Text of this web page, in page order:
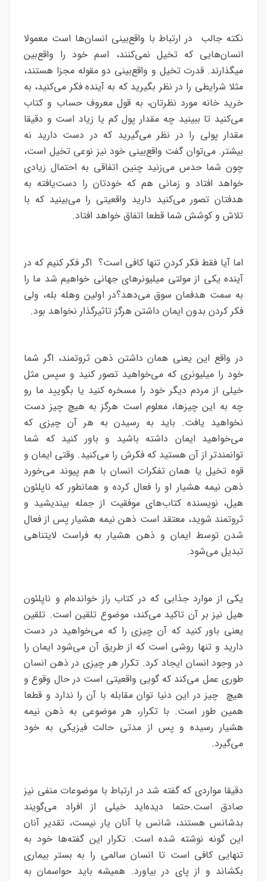
نکته جالب در ارتباط با واقع‌بینی انسان‌ها است معمولا
انسان‌هایی که تخیل نمی‌کنند، اسم خود را واقع‌بین
میگذارند. قدرت تخیل و واقع‌بینی دو مقوله مجزا هستند،
مثلا شرایطی را در نظر بگیرید که به آینده فکر می‌کنید، به
خرید خانه مورد نظرتان، به قول معروف حساب و کتاب
می‌کنید تا ببینید چه مقدار پول کم یا زیاد است و دقیقا
مقدار پولی را در نظر می‌گیرید که در دست دارید نه
بیشتر. می‌توان گفت واقع‌بینی خود نیز نوعی تخیل است،
چون شما حدس می‌زنید چنین اتفاقی به احتمال زیادی
خواهد افتاد و زمانی هم که خودتان را دست‌یافته به
هدفتان تصور می‌کنید دارید واقعیتی را می‌بینید که با
تلاش و کوشش شما قطعا اتفاق خواهد افتاد.
اما آیا فقط فکر کردنِ تنها کافی است؟ اگر فکر کنیم که در
آینده یکی از مولتی میلیونرهای جهانی خواهیم شد ما را
به سمت هدفمان سوق می‌دهد؟در اولین وهله بله، ولی
فکر کردن بدون ایمان داشتن هرگز تاثیرگذار نخواهد بود.
در واقع این یعنی همان داشتن ذهن ثروتمند، اگر شما
خود را میلیونری که می‌خواهید تصور کنید و سپس مثل
خیلی از مردم دیگر خود را مسخره کنید یا بگویید ما رو
چه به این چیزها، معلوم است هرگز به هیچ چیز دست
نخواهید یافت. باید به رسیدن به هر آن چیزی که
می‌خواهید ایمان داشته باشید و باور کنید که شما
توانمندتر از آن هستید که فکرش را می‌کنید. وقتی ایمان و
قوه تخیل یا همان تفکرات انسان با هم پیوند می‌خورد
ذهن نیمه هشیار او را فعال کرده و همانطور که ناپلئون
هیل، نویسنده کتاب‌‌های موفقیت از جمله بیندیشید و
ثروتمند شوید، معتقد است ذهن نیمه هشیار پس از فعال
شدن توسط ایمان و ذهن هشیار به فراست لایتناهی
تبدیل می‌‌شود.
یکی از موارد جذابی که در کتاب راز خوانده‌ام و ناپلئون
هیل نیز بر آن تاکید می‌کند، موضوع تلقین است. تلقین
یعنی باور کنید که آن چیزی را که می‌خواهید در دست
دارید و تنها روشی است که از طریق آن می‌شود ایمان را
در وجود انسان ایجاد کرد. تکرار هر چیزی در ذهن انسان
طوری عمل می‌کند که گویی واقعیتی است در حال وقوع و
هیچ چیز در این دنیا توان مقابله با آن را ندارد و قطعا
همین طور است. با تکرار، هر موضوعی به ذهن نیمه
هشیار رسیده و پس از مدتی حالت فیزیکی به خود
می‌گیرد.
دقیقا مواردی که گفته شد در ارتباط با موضوعات منفی نیز
صادق است.حتما دیده‌اید خیلی از افراد می‌گویند
بدشانس هستند، شانس با آنان یار نیست، تقدیر آنان
این گونه نوشته شده است. تکرار این گفته‌ها خود به
تنهایی کافی است تا انسان سالمی را به بستر بیماری
بکشاند و از پای در بیاورد. همیشه باید حواسمان به